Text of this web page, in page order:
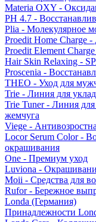
Materia OXY -
PH 4.7 -
Plia - Молекулярное
Proedit Home Charge
Proedit Element
Hair Skin Relaxing -
Proscenia -
THEO - Уход для
Trie - Линия для
Trie Tuner - Линия
жемчуга
Viege -
Locor Serum Color -
окрашивания
One - Премиум уход
Luviona -
Moii - Средства для
Rufor - Бережное
Londa (Германия)
Принадлежности